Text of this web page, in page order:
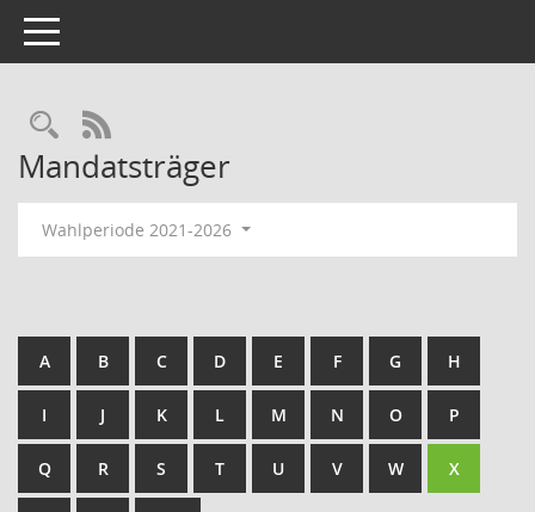
Toggle navigation
Rechercheauswahl
RSS-Feed
Mandatsträger
Wahlperiode 2021-2026
A B C D E F G H
I J K L M N O P
Q R S T U V W X